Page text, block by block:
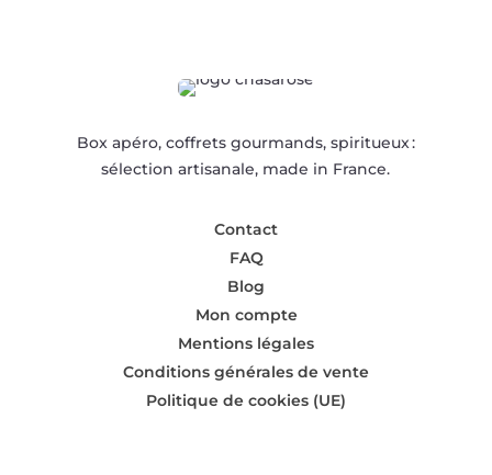
Box apéro, coffrets gourmands, spiritueux :
sélection artisanale, made in France.
Contact
FAQ
Blog
Mon compte
Mentions légales
Conditions générales de vente
Politique de cookies (UE)